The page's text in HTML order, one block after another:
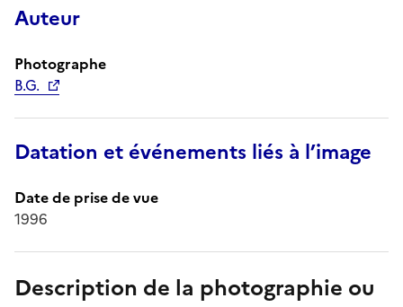
Auteur
Photographe
B.G.
Datation et événements liés à l’image
Date de prise de vue
1996
Description de la photographie ou